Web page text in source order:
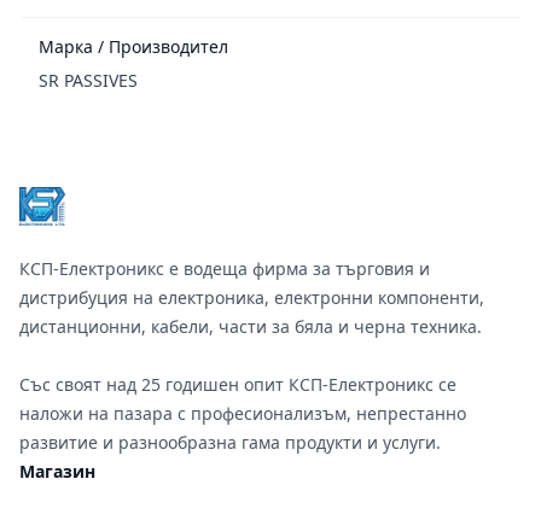
Марка / Производител
SR PASSIVES
КСП-Електроникс е водеща фирма за търговия и
дистрибуция на електроника, електронни компоненти,
дистанционни, кабели, части за бяла и черна техника.
Със своят над 25 годишен опит КСП-Електроникс се
наложи на пазара с професионализъм, непрестанно
развитие и разнообразна гама продукти и услуги.
Магазин